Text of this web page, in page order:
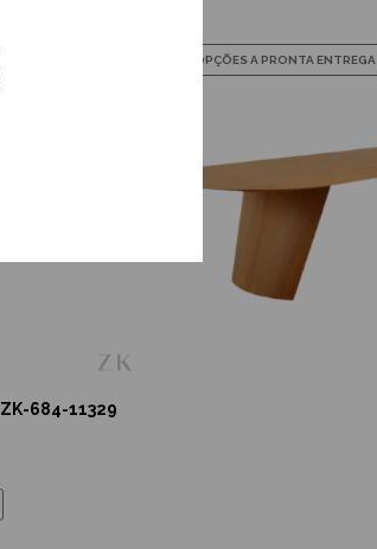
ZK-684-11329
OPÇÕES A PRONTA ENTREGA